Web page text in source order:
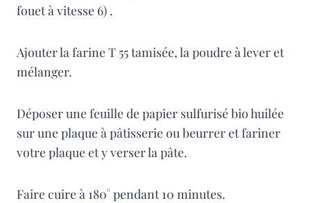
fouet à vitesse 6) .
Ajouter la farine T 55 tamisée, la poudre à lever et
mélanger.
Déposer une feuille de papier sulfurisé bio huilée
sur une plaque à pâtisserie ou beurrer et fariner
votre plaque et y verser la pâte.
Faire cuire à 180° pendant 10 minutes.